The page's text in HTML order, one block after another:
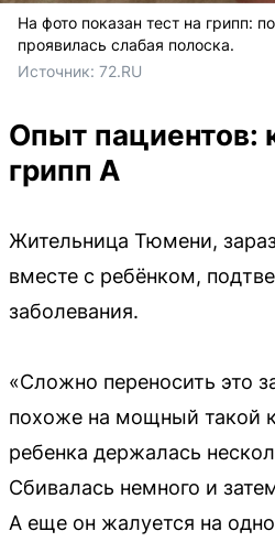
На фото показан тест на грипп:
проявилась слабая полоска.
Источник: 72.RU
Опыт пациентов:
грипп А
Жительница Тюмени,
вместе с ребёнком,
заболевания.
«Сложно переносить это
похоже на мощный такой
ребенка держалась
Сбивалась немного и
А еще он жалуется на